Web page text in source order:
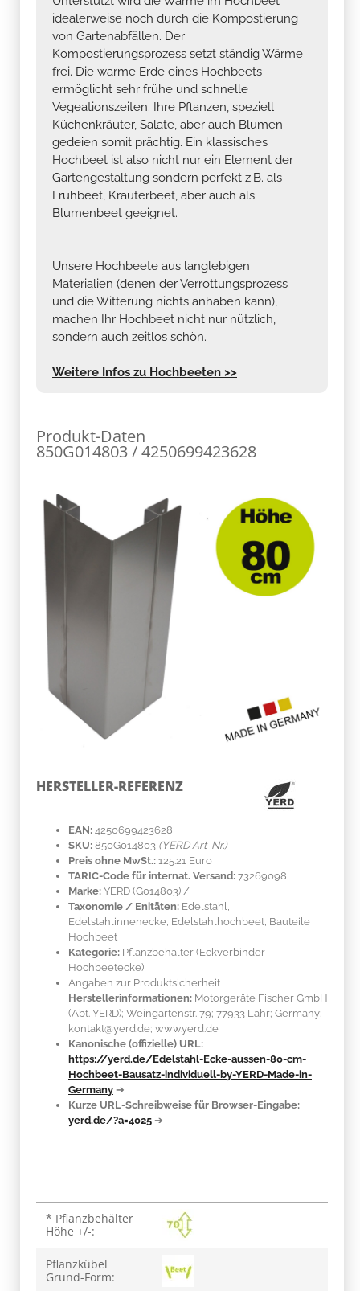
idealerweise noch durch die Kompostierung
von Gartenabfällen. Der
Kompostierungsprozess setzt ständig Wärme
frei. Die warme Erde eines Hochbeets
ermöglicht sehr frühe und schnelle
Vegeationszeiten. Ihre Pflanzen, speziell
Küchenkräuter, Salate, aber auch Blumen
gedeien somit prächtig. Ein klassisches
Hochbeet ist also nicht nur ein Element der
Gartengestaltung sondern perfekt z.B. als
Frühbeet, Kräuterbeet, aber auch als
Blumenbeet geeignet.
Unsere Hochbeete aus langlebigen
Materialien (denen der Verrottungsprozess
und die Witterung nichts anhaben kann),
machen Ihr Hochbeet nicht nur nützlich,
sondern auch zeitlos schön.
Weitere Infos zu Hochbeeten >>
Produkt-Daten
850G014803 / 4250699423628
HERSTELLER-REFERENZ
EAN: 4250699423628
SKU: 850G014803 (YERD Art-Nr.)
Preis ohne MwSt.: 125.21 Euro
TARIC-Code für internat. Versand: 73269098
Marke: YERD (G014803) /
Taxonomie / Enitäten: Edelstahl
Edelstahlinnenecke, Edelstahlhochbeet, Bauteile
Hochbeet
Kategorie: Pflanzbehälter (Eckverbinder
Hochbeetecke)
Angaben zur Produktsicherheit
Herstellerinformationen: Motorgeräte Fischer GmbH
(Abt. YERD); Weingartenstr. 79; 77933 Lahr; Germany;
kontakt@yerd.de; www.yerd.de
Kanonische (offizielle) URL:
https://yerd.de/Edelstahl-Ecke-aussen-80-cm-
Hochbeet-Bausatz-individuell-by-YERD-Made-in-
Germany ➔
Kurze URL-Schreibweise für Browser-Eingabe:
yerd.de/?a=4025 ➔
Produkteigenschaft
Wert
* Pflanzbehälter
Höhe +/-:
Pflanzkübel
Grund-Form: